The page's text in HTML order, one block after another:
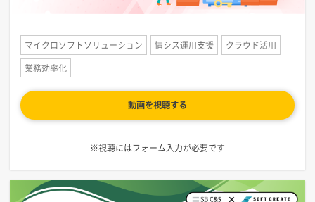
マイクロソフトソリューション 情シス運用支援
クラウド活用
業務効率化
動画を視聴する
※視聴にはフォーム入力が必要です